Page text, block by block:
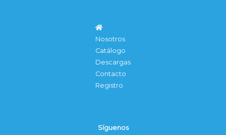
Nosotros
Catálogo
Descargas
Contacto
Registro
Síguenos